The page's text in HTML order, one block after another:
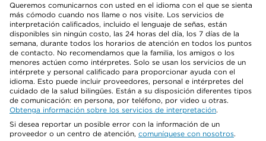
Queremos comunicarnos con usted en el idioma con el que se sienta
más cómodo cuando nos llame o nos visite. Los servicios de
interpretación calificados, incluido el lenguaje de señas, están
disponibles sin ningún costo, las 24 horas del día, los 7 días de la
semana, durante todos los horarios de atención en todos los puntos
de contacto. No recomendamos que la familia, los amigos o los
menores actúen como intérpretes. Solo se usan los servicios de un
intérprete y personal calificado para proporcionar ayuda con el
idioma. Esto puede incluir proveedores, personal e intérpretes del
cuidado de la salud bilingües. Están a su disposición diferentes tipos
de comunicación: en persona, por teléfono, por video u otras.
Obtenga información sobre los servicios de interpretación.
Si desea reportar un posible error con la información de un
proveedor o un centro de atención, comuníquese con nosotros.